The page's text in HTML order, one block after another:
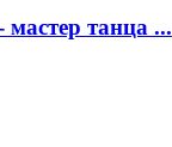
танца ...